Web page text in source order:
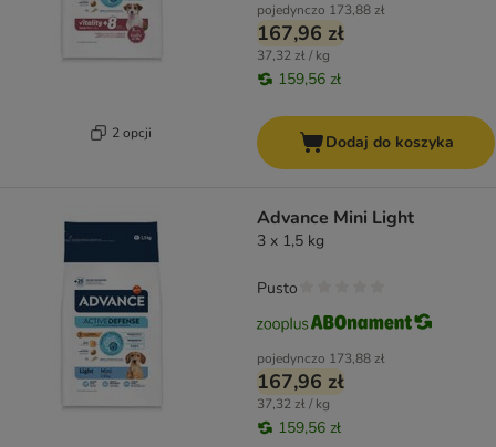
2 opcji
pojedynczo 173,88 zł
167,96 zł
37,32 zł / kg
159,56 zł
Dodaj do koszyka
Advance Mini Light
3 x 1,5 kg
pojedynczo 173,88 zł
167,96 zł
37,32 zł / kg
159,56 zł
Pusto